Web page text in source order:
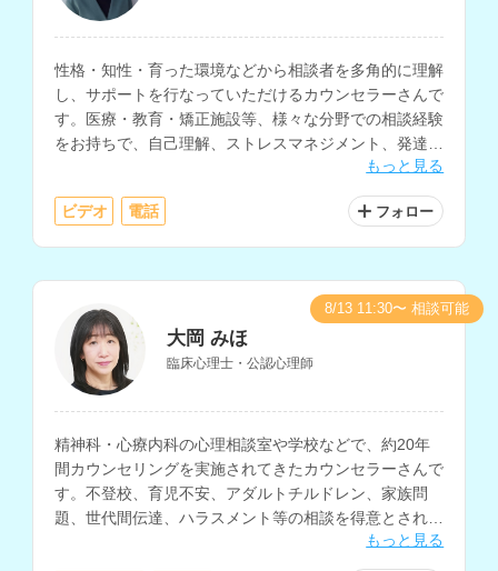
性格・知性・育った環境などから相談者を多角的に理解
し、サポートを行なっていただけるカウンセラーさんで
す。医療・教育・矯正施設等、様々な分野での相談経験
をお持ちで、自己理解、ストレスマネジメント、発達障
害、アダルトチルドレンなどの相談を得意とされていま
す。
もっと見る
ビデオ 電話 フォロー
大岡 みほ
臨床心理士・公認心理師
精神科・心療内科の心理相談室や学校などで、約20年
間カウンセリングを実施されてきたカウンセラーさんで
す。不登校、育児不安、アダルトチルドレン、家族問
題、世代間伝達、ハラスメント等の相談を得意とされて
もっと見る
8/13 11:30〜 相談可能